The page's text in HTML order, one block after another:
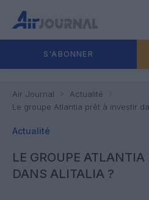
S'ABONNER
Air Journal
Actualité
Le groupe Atlantia prêt à investir
Actualité
LE GROUPE
DANS ALITALIA ?